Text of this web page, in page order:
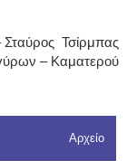
Σταύρος Τσίρμπας
– Καματερού
Αρχείο